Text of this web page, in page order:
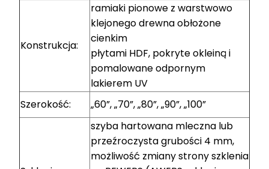
Konstrukcja:
ramiaki pionowe z warstwowo
klejonego drewna obłożone
cienkim
płytami HDF, pokryte okleiną i
pomalowane odpornym
lakierem UV
Szerokość:
„60”, „70”, „80”, „90”, „100”
szyba hartowana mleczna lub
przeźroczysta grubości 4 mm,
możliwość zmiany strony szklenia